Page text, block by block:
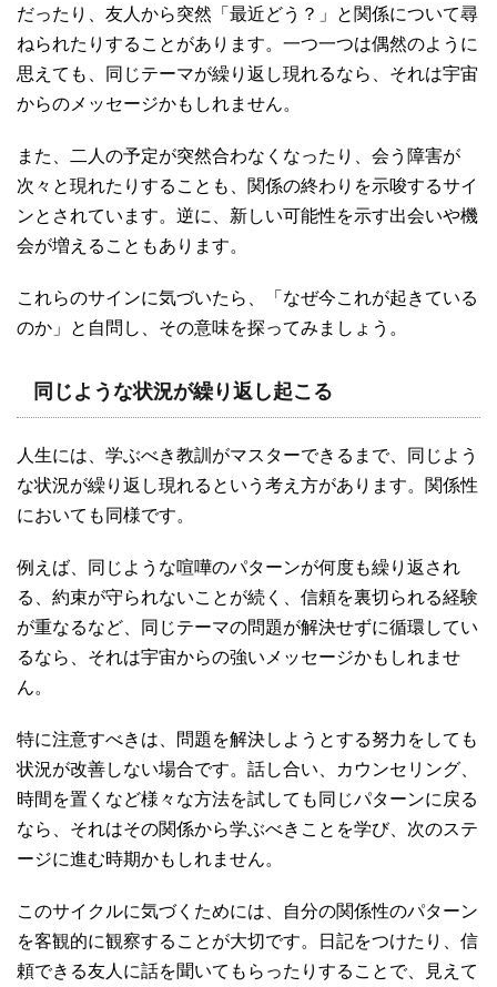
だったり、友人から突然「最近どう？」と関係について尋
ねられたりすることがあります。一つ一つは偶然のように
思えても、同じテーマが繰り返し現れるなら、それは宇宙
からのメッセージかもしれません。
また、二人の予定が突然合わなくなったり、会う障害が
次々と現れたりすることも、関係の終わりを示唆するサイ
ンとされています。逆に、新しい可能性を示す出会いや機
会が増えることもあります。
これらのサインに気づいたら、「なぜ今これが起きている
のか」と自問し、その意味を探ってみましょう。
同じような状況が繰り返し起こる
人生には、学ぶべき教訓がマスターできるまで、同じよう
な状況が繰り返し現れるという考え方があります。関係性
においても同様です。
例えば、同じような喧嘩のパターンが何度も繰り返され
る、約束が守られないことが続く、信頼を裏切られる経験
が重なるなど、同じテーマの問題が解決せずに循環してい
るなら、それは宇宙からの強いメッセージかもしれませ
ん。
特に注意すべきは、問題を解決しようとする努力をしても
状況が改善しない場合です。話し合い、カウンセリング、
時間を置くなど様々な方法を試しても同じパターンに戻る
なら、それはその関係から学ぶべきことを学び、次のステ
ージに進む時期かもしれません。
このサイクルに気づくためには、自分の関係性のパターン
を客観的に観察することが大切です。日記をつけたり、信
頼できる友人に話を聞いてもらったりすることで、見えて